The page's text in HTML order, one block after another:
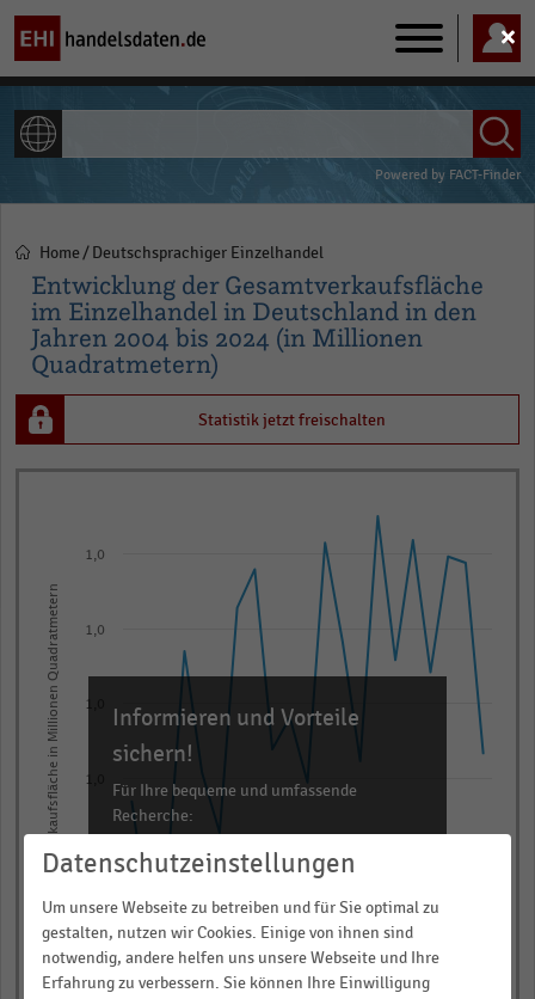
Main
navigation
Powered by FACT-Finder
Pfadnavigation
Home Deutschsprachiger Einzelhandel
Entwicklung der Gesamtverkaufsfläche
im Einzelhandel in Deutschland in den
Jahren 2004 bis 2024 (in Millionen
Quadratmetern)
Statistik jetzt freischalten
data
points.
The
chart
has
axis
displaying
Jahr.
21
categories.
The
Verkaufsfläche in Millionen Quadratmetern
20042006 200820102012 (1)20142016201820202022
0,9
1,0
1,0
1,0
1,0
Informieren und Vorteile
sichern!
Für Ihre bequeme und umfassende
Recherche:
Über 300.000 Daten und Kennzahlen
Download als Excel, PNG, PDF
… und vieles mehr!
Datenschutzeinstellungen
Um unsere Webseite zu betreiben und für Sie optimal zu
gestalten, nutzen wir Cookies. Einige von ihnen sind
notwendig, andere helfen uns unsere Webseite und Ihre
Erfahrung zu verbessern. Sie können Ihre Einwilligung